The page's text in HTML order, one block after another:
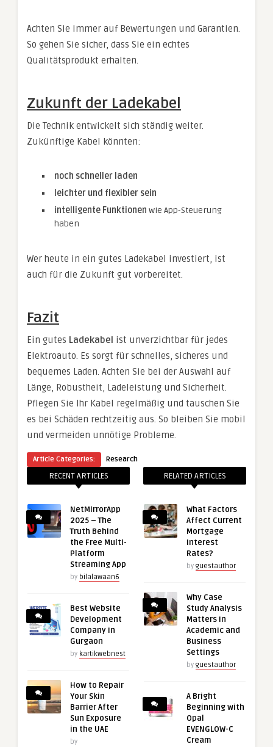
Achten Sie immer auf Bewertungen und Garantien.
So gehen Sie sicher, dass Sie ein echtes
Qualitätsprodukt erhalten.
Zukunft der Ladekabel
Die Technik entwickelt sich ständig weiter.
Zukünftige Kabel könnten:
noch schneller laden
leichter und flexibler sein
intelligente Funktionen wie App-Steuerung
haben
Wer heute in ein gutes Ladekabel investiert, ist
auch für die Zukunft gut vorbereitet.
Fazit
Ein gutes Ladekabel ist unverzichtbar für jedes
Elektroauto. Es sorgt für schnelles, sicheres und
bequemes Laden. Achten Sie bei der Auswahl auf
Länge, Robustheit, Ladeleistung und Sicherheit.
Pflegen Sie Ihr Kabel regelmäßig und tauschen Sie
es bei Schäden rechtzeitig aus. So bleiben Sie mobil
und vermeiden unnötige Probleme.
Article Categories: Research
RECENT ARTICLES
NetMirrorApp
2025 – The
Truth Behind
the Free Multi-
Platform
Streaming App
by bilalawaan6
Best Website
Development
Company in
Gurgaon
by kartikwebnest
How to Repair
Your Skin
Barrier After
Sun Exposure
in the UAE
by
RELATED ARTICLES
What Factors
Affect Current
Mortgage
Interest
Rates?
by guestauthor
Why Case
Study Analysis
Matters in
Academic and
Business
Settings
by guestauthor
A Bright
Beginning with
Opal
EVENGLOW-C
Cream